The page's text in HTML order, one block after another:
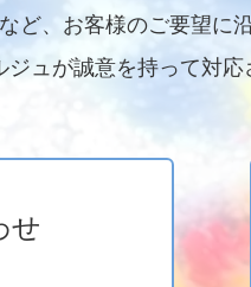
ど、お客様のご要望に
ュが誠意を持って対
せ